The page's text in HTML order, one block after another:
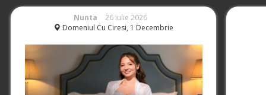
Nunta
26 iulie 2026
Domeniul Cu Ciresi, 1 Decembrie